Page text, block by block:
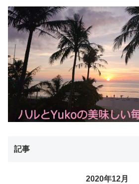
記事
2020年12月